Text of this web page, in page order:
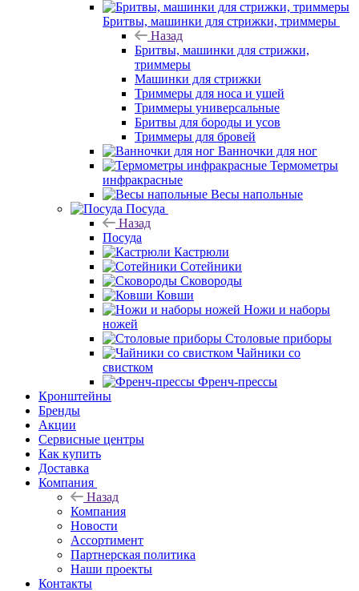
Бритвы, машинки для стрижки, триммеры
Назад
Бритвы, машинки для стрижки,
триммеры
Машинки для стрижки
Триммеры для носа и ушей
Триммеры универсальные
Бритвы для бороды и усов
Триммеры для бровей
Ванночки для ног
Термометры
инфракрасные
Весы напольные
Посуда
Назад
Посуда
Кастрюли
Сотейники
Сковороды
Ковши
Ножи и наборы
ножей
Столовые приборы
Чайники со
свистком
Френч-прессы
Кронштейны
Бренды
Акции
Сервисные центры
Как купить
Доставка
Компания
Назад
Компания
Новости
Ассортимент
Партнерская политика
Наши проекты
Контакты